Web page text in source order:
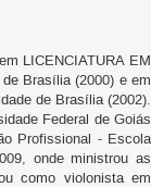
LICENCIATURA EM
Brasília (2000) e em
de Brasília (2002).
Federal de Goiás
Profissional - Escola
onde ministrou as
como violonista em